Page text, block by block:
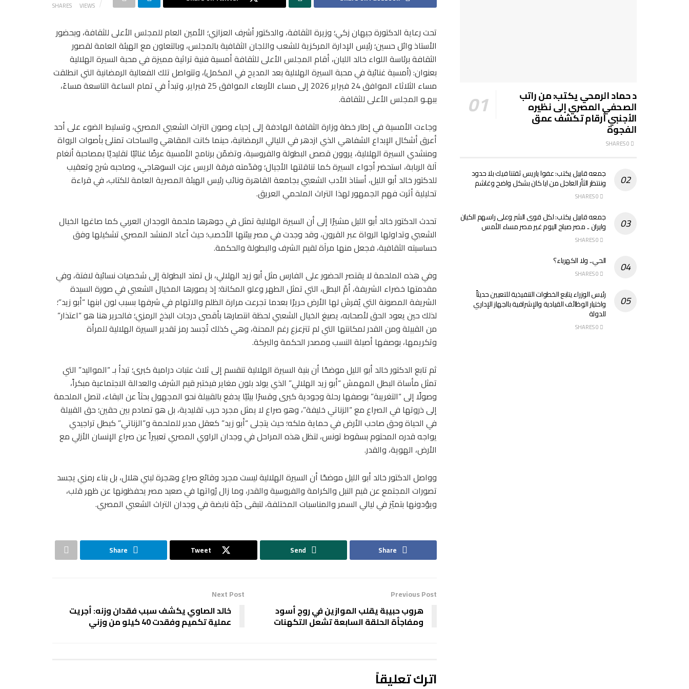
SHARES VIEWS
تحت رعاية الدكتورة جيهان زكي؛ وزيرة الثقافة، والدكتور أشرف العزازي؛ الأمين العام للمجلس الأعلى للثقافة، وبحضور
الأستاذ وائل حسين؛ رئيس الإدارة المركزية للشعب واللجان الثقافية بالمجلس، وبالتعاون مع الهيئة العامة لقصور
الثقافة برئاسة اللواء خالد اللبان، أقام المجلس الأعلى للثقافة أمسية فنية تراثية مميزة في محبة السيرة الهلالية
بعنوان: (أمسية غنائية في محبة السيرة الهلالية بعد المديح في المكمل)، وتتواصل تلك الفعالية الرمضانية التي انطلقت
مساء الثلاثاء الموافق 24 فبراير 2026 إلى مساء الأربعاء الموافق 25 فبراير، وتبدأ في تمام الساعة التاسعة مساءً،
ببهـو المجلس الأعلى للثقافة.
وجاءت الأمسية في إطار خطة وزارة الثقافة الهادفة إلى إحياء وصون التراث الشعبي المصري، وتسليط الضوء على أحد
أعرق أشكال الإبداع الشفاهي الذي ازدهر في الليالي الرمضانية، حينما كانت المقاهي والساحات تمتلئ بأصوات الرواة
ومنشدي السيرة الهلالية، يروون قصص البطولة والفروسية، وتضمّن برنامج الأمسية عرضًا غنائيًا تقليديًا بمصاحبة أنغام
آلة الربابة، استحضر أجواء السيرة كما تناقلتها الأجيال؛ وقدّمته فرقة الريس عزت السوهاجي، وصاحبه شرح وتعقيب
للدكتور خالد أبو الليل، أستاذ الأدب الشعبي بجامعة القاهرة ونائب رئيس الهيئة المصرية العامة للكتاب، في قراءة
تحليلية أثرت فهم الجمهور لهذا التراث الملحمي العريق.
تحدث الدكتور خالد أبو الليل مشيرًا إلى أن السيرة الهلالية تمثل في جوهرها ملحمة الوجدان العربي كما صاغها الخيال
الشعبي وتداولها الرواة عبر القرون، وقد وجدت في مصر بيئتها الأخصب؛ حيث أعاد المنشد المصري تشكيلها وفق
حساسيته الثقافية، فجعل منها مرآة لقيم الشرف والبطولة والحكمة.
وفي هذه الملحمة لا يقتصر الحضور على الفارس مثل أبو زيد الهلالي، بل تمتد البطولة إلى شخصيات نسائية لافتة، وفي
مقدمتها خضراء الشريفة، أمّ البطل، التي تمثل الطهر وعلو المكانة؛ إذ يصورها المخيال الشعبي في صورة السيدة
الشريفة المصونة التي يُفرش لها الأرض حريرًا بعدما تجرعت مرارة الظلم والاتهام في شرفها بسبب لون ابنها “أبو زيد”؛
لذلك حين يعود الحق لأصحابه، يصيغ الخيال الشعبي لحظة انتصارها بأقصى درجات البذخ الرمزي؛ فالحرير هنا هو “اعتذار”
من القبيلة ومن القدر لمكانتها التي لم تتزعزع رغم المحنة، وهي كذلك تُجسد رمز تقدير السيرة الهلالية للمرأة
وتكريمها، بوصفها أصيلة النسب ومصدر الحكمة والبركة.
ثم تابع الدكتور خالد أبو الليل موضحًا أن بنية السيرة الهلالية تنقسم إلى ثلاث عتبات درامية كبرى؛ تبدأ بـ “المواليد” التي
تمثل مأساة البطل المهمش “أبو زيد الهلالي” الذي يولد بلون مغاير فيختبر قيم الشرف والعدالة الاجتماعية مبكراً،
وصولًا إلى “التغريبة” بوصفها رحلة وجودية كبرى وقسرًا بيئيًا يدفع بالقبيلة نحو المجهول بحثاً عن البقاء، لتصل الملحمة
إلى ذروتها في الصراع مع “الزناتي خليفة”، وهو صراع لا يمثل مجرد حرب تقليدية، بل هو تصادم بين حقين؛ حق القبيلة
في الحياة وحق صاحب الأرض في حماية ملكه؛ حيث يتجلى “أبو زيد” كعقل مدبر للملحمة و”الزناتي” كبطل تراجيدي
يواجه قدره المحتوم بسقوط تونس، لتظل هذه المراحل في وجدان الراوي المصري تعبيراً عن صراع الإنسان الأزلي مع
الأرض، الهوية، والقدر.
وواصل الدكتور خالد أبو الليل موضحًا أن السيرة الهلالية ليست مجرد وقائع صراع وهجرة لبني هلال، بل بناء رمزي يجسد
تصورات المجتمع عن قيم النبل والكرامة والفروسية والقدر، وما زال رُواتها في صعيد مصر يحفظونها عن ظهر قلب،
ويؤدونها بتميّز في ليالي السمر والمناسبات المختلفة، لتبقى حيّة نابضة في وجدان التراث الشعبي المصري.
Share
Send
Tweet
Share
Previous Post
هروب حبيبة يقلب الموازين في روج أسود
ومفاجأة الحلقة السابعة تشعل التكهنات
Next Post
خالد الصاوي يكشف سبب فقدان وزنه: أجريت
عملية تكميم وفقدت 40 كيلو من وزني
اترك تعليقاً
د حماد الرمحي يكتب: من راتب
الصحفي المصري إلى نظيره
الأجنبي أرقام تكشف عمق
الفجوة
جمعه قابيل يكتب: عفوا ياريس ثقتنا فيك بلا حدود
وننتظر الثأر العاجل من ايا كان بشكل واضح وغاشم
جمعه قابيل يكتب: لكل قوى الشر وعلى راسهم الكيان
وايران .. مصر صباح اليوم غير مصر مساء الأمس
الحي.. ولا الكهرباء؟
رئيس الوزراء يتابع الخطوات التنفيذية للتعيين حديثاً
واختيار الوظائف القيادية والإشرافية بالجهاز الإداري
للدولة